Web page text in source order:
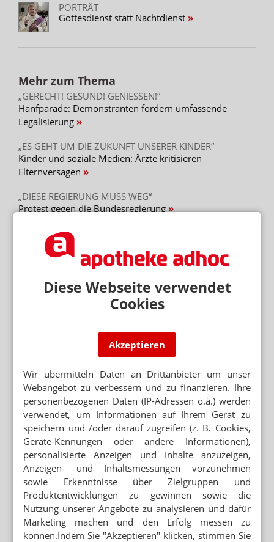
Diese Webseite verwendet
Cookies
Akzeptieren
Wir übermitteln Daten an Drittanbieter um unser
Webangebot zu verbessern und zu finanzieren. Ihre
personenbezogenen Daten (IP-Adressen o.ä.) werden
verwendet, um Informationen auf Ihrem Gerät zu
speichern und /oder darauf zugreifen (z. B. Cookies,
Geräte-Kennungen oder andere Informationen),
personalisierte Anzeigen und Inhalte anzuzeigen,
Anzeigen- und Inhaltsmessungen vorzunehmen
sowie Erkenntnisse über Zielgruppen und
Produktentwicklungen zu gewinnen sowie die
Nutzung unserer Angebote zu analysieren und dafür
Marketing machen und den Erfolg messen zu
können.Indem Sie "Akzeptieren" klicken, stimmen Sie
PORTRÄT
Gottesdienst statt Nachtdienst
Mehr zum Thema
„GERECHT! GESUND! GENIESSEN!“
Hanfparade: Demonstranten fordern umfassende
Legalisierung
„ES GEHT UM DIE ZUKUNFT UNSERER KINDER“
Kinder und soziale Medien: Ärzte kritisieren
Elternversagen
„DIESE REGIERUNG MUSS WEG“
Protest gegen die Bundesregierung
Mehr aus Ressort
ÜBER 240 FÄLLE
West-Nil-Fieber in Europa
EINE GESCHLOSSEN, ANDERE ÜBERNOMMEN
Jung-Inhaberin: „Vier Apotheken wieder voll gemacht“
45 PROZENT DER FÄLLE VERMEIDBAR
Demenz: Gedächtnis-Check in der Apotheke